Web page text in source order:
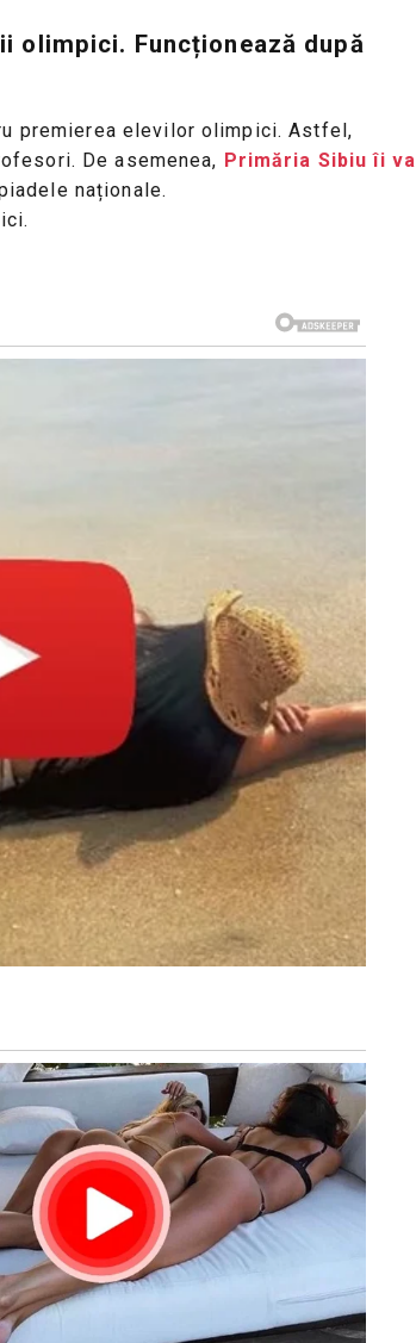
olimpici. Funcționează după
premierea elevilor olimpici. Astfel,
De asemenea, Primăria Sibiu îi va
naționale.